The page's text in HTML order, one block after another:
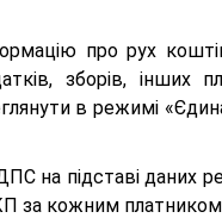
про рух
зборів, інших
в режимі
на підставі даних
за кожним